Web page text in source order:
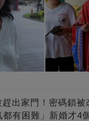
出家門！密碼鎖被
有困難」新婚才4